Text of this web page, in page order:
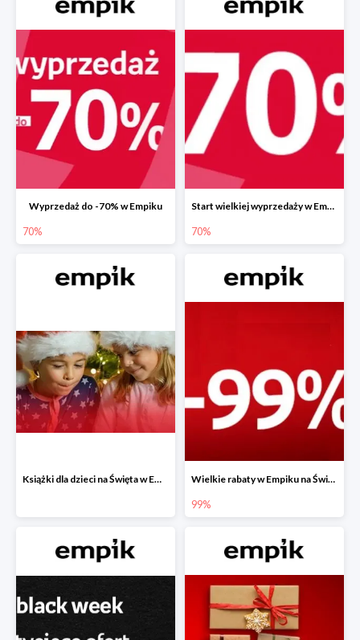
Wyprzedaż do -70% w Empiku
70%
Start wielkiej wyprzedaży w Empiku do -70%
70%
Książki dla dzieci na Święta w Empiku do -40% Wielkie rabaty w Empiku na Święta - piąty produkt -99%
99%